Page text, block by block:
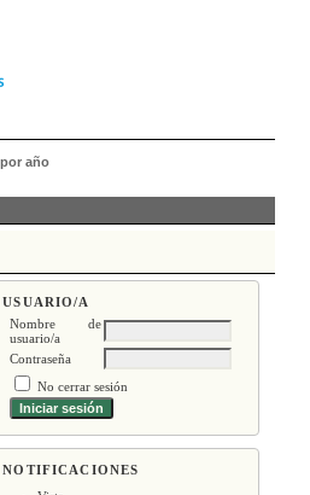
año
USUARIO/A
Nombre de
usuario/a
Contraseña
No cerrar sesión
NOTIFICACIONES